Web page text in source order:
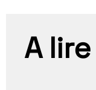
A